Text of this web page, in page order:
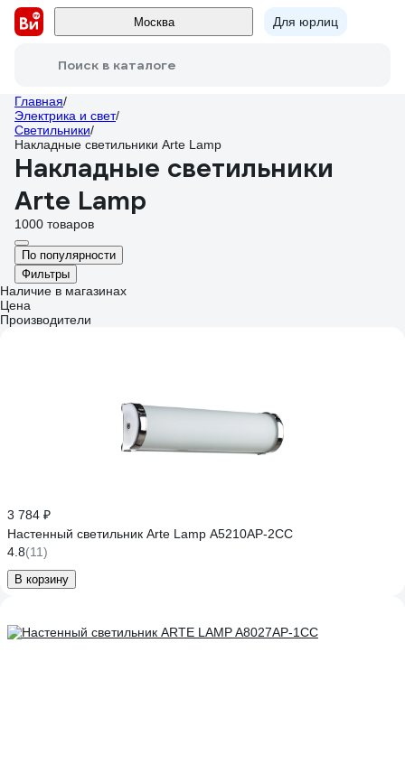
Москва Для юрлиц
Поиск в каталоге
Главная/
Электрика и свет/
Светильники/
Накладные светильники Arte Lamp
Накладные светильники
Arte Lamp
1000 товаров
По популярности
Фильтры
Наличие в магазинах
Цена
Производители
3 784 ₽
Настенный светильник Arte Lamp A5210AP-2CC
4.8(11)
В корзину